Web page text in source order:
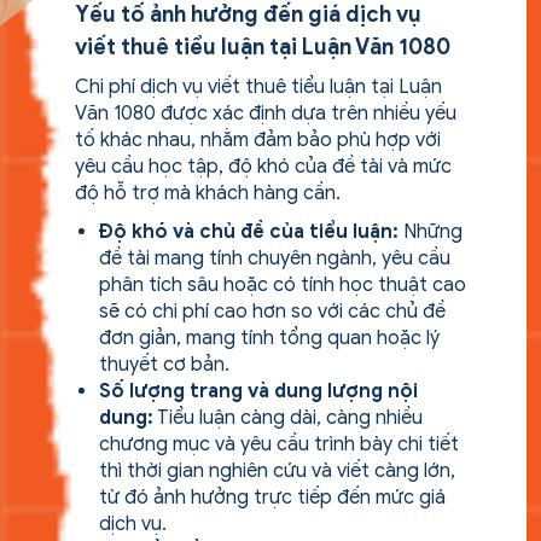
Yếu tố ảnh hưởng đến giá dịch vụ
viết thuê tiểu luận tại Luận Văn 1080
Chi phí dịch vụ viết thuê tiểu luận tại Luận
Văn 1080 được xác định dựa trên nhiều yếu
tố khác nhau, nhằm đảm bảo phù hợp với
yêu cầu học tập, độ khó của đề tài và mức
độ hỗ trợ mà khách hàng cần.
Độ khó và chủ đề của tiểu luận: Những
đề tài mang tính chuyên ngành, yêu cầu
phân tích sâu hoặc có tính học thuật cao
sẽ có chi phí cao hơn so với các chủ đề
đơn giản, mang tính tổng quan hoặc lý
thuyết cơ bản.
Số lượng trang và dung lượng nội
dung: Tiểu luận càng dài, càng nhiều
chương mục và yêu cầu trình bày chi tiết
thì thời gian nghiên cứu và viết càng lớn,
từ đó ảnh hưởng trực tiếp đến mức giá
dịch vụ.